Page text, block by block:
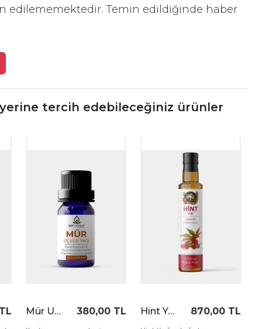
edilememektedir. Temin edildiğinde haber
tercih edebileceğiniz ürünler
Mür Uçucu Yağı 10 cc
380,00 TL
Hint Yağı 250 cc
870,00 TL